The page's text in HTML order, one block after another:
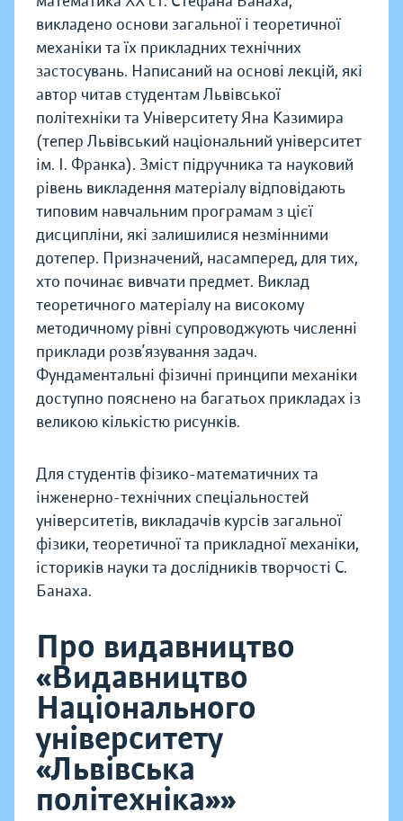
викладено основи загальної і теоретичної
механіки та їх прикладних технічних
застосувань. Написаний на основі лекцій, які
автор читав студентам Львівської
політехніки та Університету Яна Казимира
(тепер Львівський національний університет
ім. І. Франка). Зміст підручника та науковий
рівень викладення матеріалу відповідають
типовим навчальним програмам з цієї
дисципліни, які залишилися незмінними
дотепер. Призначений, насамперед, для тих,
хто починає вивчати предмет. Виклад
теоретичного матеріалу на високому
методичному рівні супроводжують численні
приклади розв’язування задач.
Фундаментальні фізичні принципи механіки
доступно пояснено на багатьох прикладах із
великою кількістю рисунків.
Для студентів фізико-математичних та
інженерно-технічних спеціальностей
університетів, викладачів курсів загальної
фізики, теоретичної та прикладної механіки,
істориків науки та дослідників творчості С.
Банаха.
Про видавництво
«Видавництво
Національного
університету
«Львівська
політехніка»»